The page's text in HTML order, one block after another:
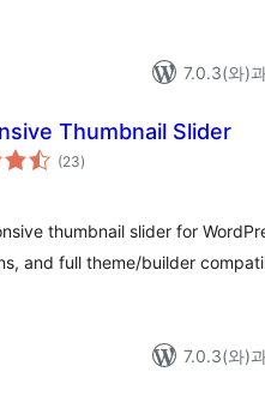
7.0.3(와)
Thumbnail Slider
(23전
체)
thumbnail slider for
and full theme/builder
7.0.3(와)